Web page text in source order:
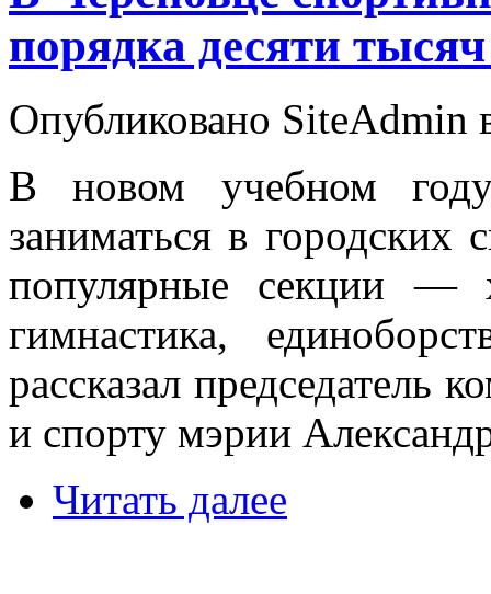
порядка десяти
Опубликовано
В новом учебном
заниматься в
популярные секции —
гимнастика,
рассказал председатель
и спорту мэрии
Читать далее